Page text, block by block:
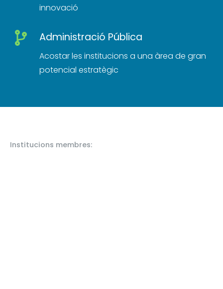
innovació
Administració Pública
Acostar les institucions a una àrea de gran
potencial estratègic
Institucions membres: